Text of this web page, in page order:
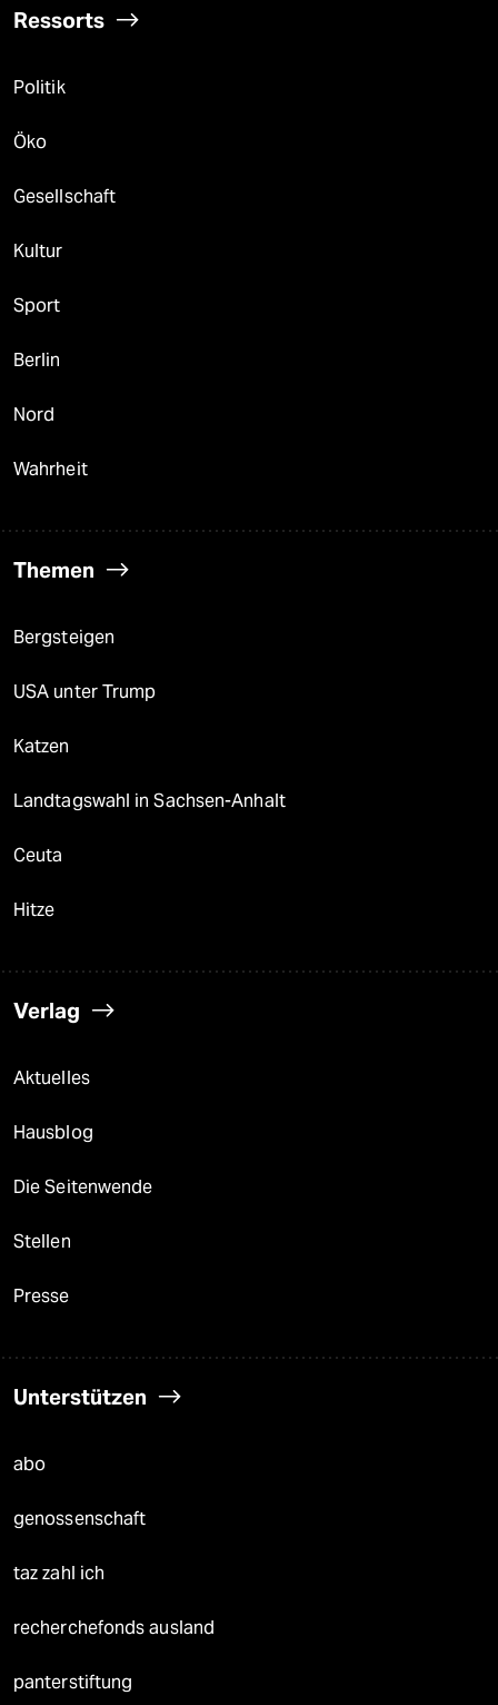
Ressorts
Politik
Öko
Gesellschaft
Kultur
Sport
Berlin
Nord
Wahrheit
Themen
Bergsteigen
USA unter Trump
Katzen
Landtagswahl in Sachsen-Anhalt
Ceuta
Hitze
Verlag
Aktuelles
Hausblog
Die Seitenwende
Stellen
Presse
Unterstützen
abo
genossenschaft
taz zahl ich
recherchefonds ausland
panterstiftung